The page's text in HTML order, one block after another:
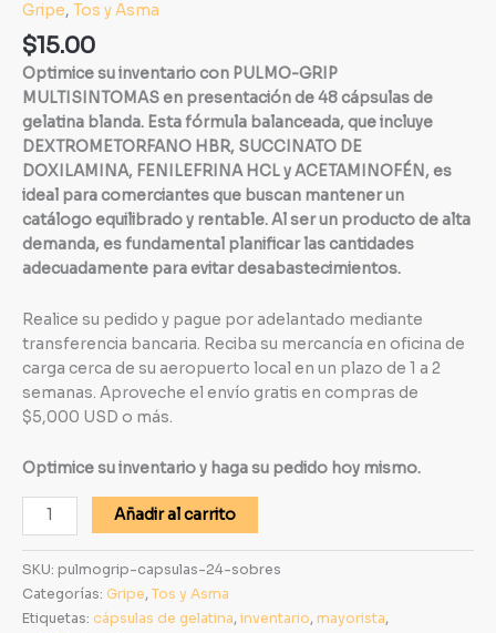
Gripe, Tos y Asma
$15.00
Optimice su inventario con PULMO-GRIP
MULTISINTOMAS en presentación de 48 cápsulas de
gelatina blanda. Esta fórmula balanceada, que incluye
DEXTROMETORFANO HBR, SUCCINATO DE
DOXILAMINA, FENILEFRINA HCL y ACETAMINOFÉN, es
ideal para comerciantes que buscan mantener un
catálogo equilibrado y rentable. Al ser un producto de alta
demanda, es fundamental planificar las cantidades
adecuadamente para evitar desabastecimientos.
Realice su pedido y pague por adelantado mediante
transferencia bancaria. Reciba su mercancía en oficina de
carga cerca de su aeropuerto local en un plazo de 1 a 2
semanas. Aproveche el envío gratis en compras de
$5,000 USD o más.
Optimice su inventario y haga su pedido hoy mismo.
Añadir al carrito
SKU: pulmogrip-capsulas-24-sobres
Categorías: Gripe, Tos y Asma
Etiquetas: cápsulas de gelatina, inventario, mayorista,